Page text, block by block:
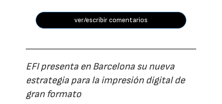
ver/escribir comentarios
EFI presenta en Barcelona su nueva
estrategia para la impresión digital de
gran formato